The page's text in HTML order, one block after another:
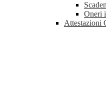
Oneri
Attestazioni